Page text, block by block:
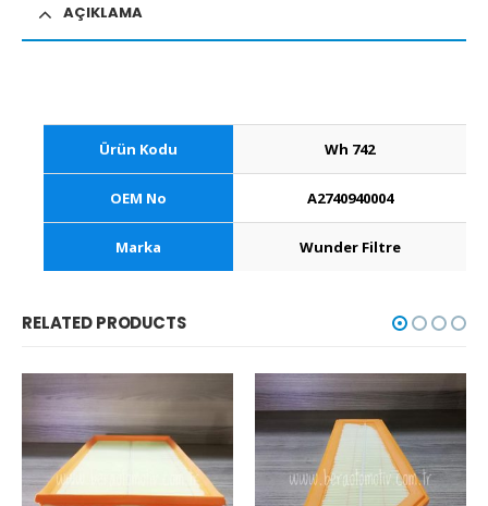
AÇIKLAMA
Ürün Kodu Wh 742
OEM No A2740940004
Marka Wunder Filtre
RELATED PRODUCTS